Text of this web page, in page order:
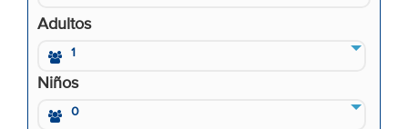
Adultos
1
Niños
0